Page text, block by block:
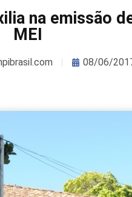
na emissão
MEI
08/06/